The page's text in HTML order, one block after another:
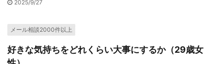
2025/9/27
メール相談2000件以上
好きな気持ちをどれくらい大事にするか（29歳女